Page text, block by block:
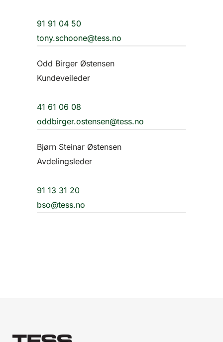
91 91 04 50
tony.schoone@tess.no
Odd Birger Østensen
Kundeveileder
41 61 06 08
oddbirger.ostensen@tess.no
Bjørn Steinar Østensen
Avdelingsleder
91 13 31 20
bso@tess.no